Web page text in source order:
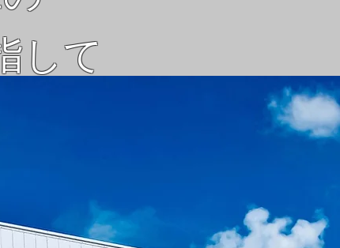
報 アクセス・お問い合わせ
して